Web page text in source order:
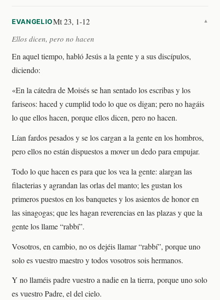
EVANGELIOMt 23, 1-12 ▼
Ellos dicen, pero no hacen
En aquel tiempo, habló Jesús a la gente y a sus discípulos,
diciendo:
«En la cátedra de Moisés se han sentado los escribas y los
fariseos: haced y cumplid todo lo que os digan; pero no hagáis
lo que ellos hacen, porque ellos dicen, pero no hacen.
Lían fardos pesados y se los cargan a la gente en los hombros,
pero ellos no están dispuestos a mover un dedo para empujar.
Todo lo que hacen es para que los vea la gente: alargan las
filacterias y agrandan las orlas del manto; les gustan los
primeros puestos en los banquetes y los asientos de honor en
las sinagogas; que les hagan reverencias en las plazas y que la
gente los llame “rabbí”.
Vosotros, en cambio, no os dejéis llamar “rabbí”, porque uno
solo es vuestro maestro y todos vosotros sois hermanos.
Y no llaméis padre vuestro a nadie en la tierra, porque uno solo
es vuestro Padre, el del cielo.